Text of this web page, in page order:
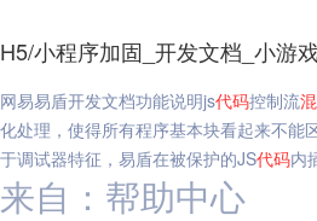
H5/小程序加固_开发文档_小游
网易易盾开发文档功能说明js代码控制流
化处理，使得所有程序基本块看起来不能
于调试器特征，易盾在被保护的JS代码内
来自：帮助中心